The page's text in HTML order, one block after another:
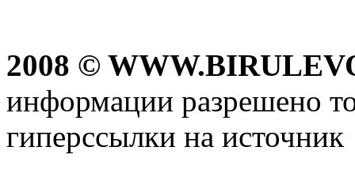
2008 ©
информации разрешено
гиперссылки на источник